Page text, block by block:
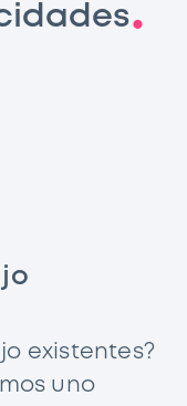
existentes?
uno